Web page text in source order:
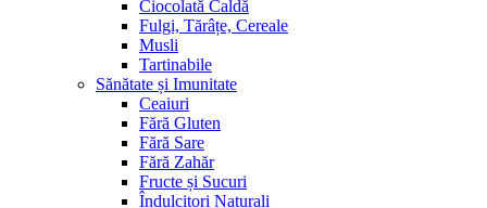
Ciocolată Caldă
Fulgi, Tărâțe, Cereale
Musli
Tartinabile
Sănătate și Imunitate
Ceaiuri
Fără Gluten
Fără Sare
Fără Zahăr
Fructe și Sucuri
Îndulcitori Naturali